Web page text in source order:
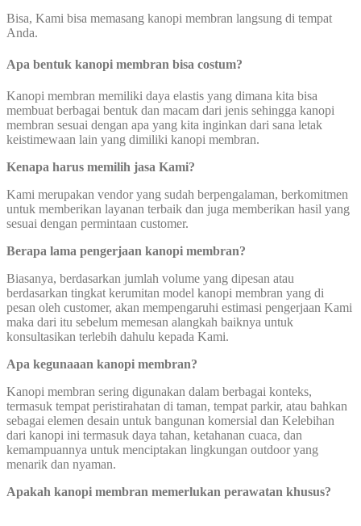
Bisa, Kami bisa memasang kanopi membran langsung di tempat
Anda.
Apa bentuk kanopi membran bisa costum?
Kanopi membran memiliki daya elastis yang dimana kita bisa
membuat berbagai bentuk dan macam dari jenis sehingga kanopi
membran sesuai dengan apa yang kita inginkan dari sana letak
keistimewaan lain yang dimiliki kanopi membran.
Kenapa harus memilih jasa Kami?
Kami merupakan vendor yang sudah berpengalaman, berkomitmen
untuk memberikan layanan terbaik dan juga memberikan hasil yang
sesuai dengan permintaan customer.
Berapa lama pengerjaan kanopi membran?
Biasanya, berdasarkan jumlah volume yang dipesan atau
berdasarkan tingkat kerumitan model kanopi membran yang di
pesan oleh customer, akan mempengaruhi estimasi pengerjaan Kami
maka dari itu sebelum memesan alangkah baiknya untuk
konsultasikan terlebih dahulu kepada Kami.
Apa kegunaaan kanopi membran?
Kanopi membran sering digunakan dalam berbagai konteks,
termasuk tempat peristirahatan di taman, tempat parkir, atau bahkan
sebagai elemen desain untuk bangunan komersial dan Kelebihan
dari kanopi ini termasuk daya tahan, ketahanan cuaca, dan
kemampuannya untuk menciptakan lingkungan outdoor yang
menarik dan nyaman.
Apakah kanopi membran memerlukan perawatan khusus?